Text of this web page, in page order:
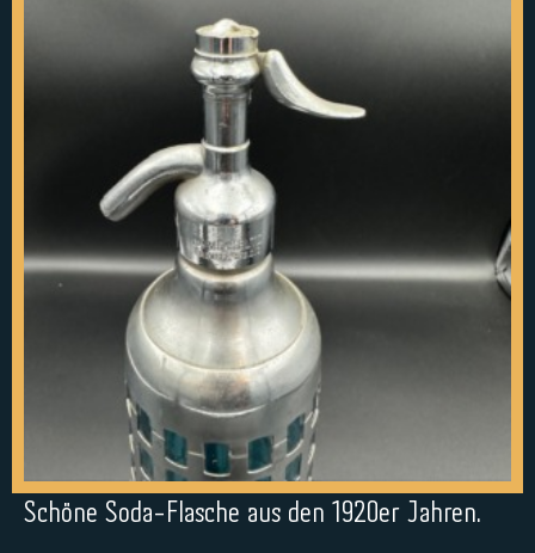
Schöne Soda-Flasche aus den 1920er Jahren.